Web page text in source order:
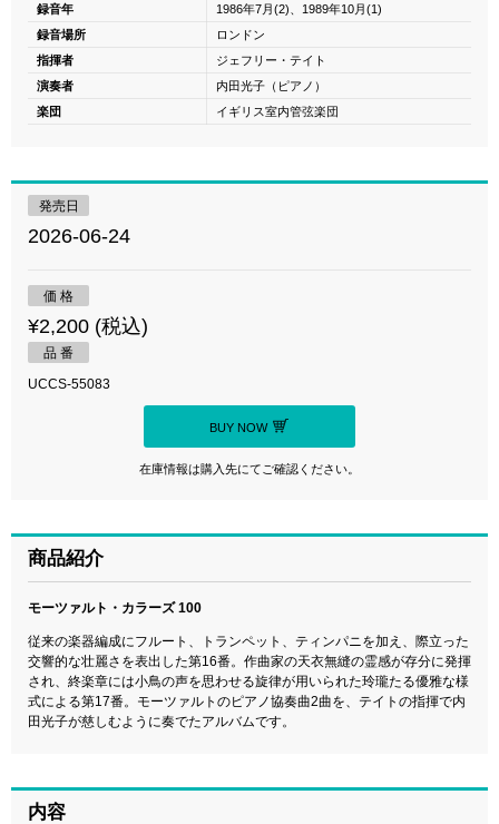
録音年
1986年7月(2)、1989年10月(1)
録音場所
ロンドン
指揮者
ジェフリー・テイト
演奏者
内田光子（ピアノ）
楽団
イギリス室内管弦楽団
発売日
2026-06-24
価 格
¥2,200 (税込)
品 番
UCCS-55083
BUY NOW
在庫情報は購入先にてご確認ください。
商品紹介
モーツァルト・カラーズ 100
従来の楽器編成にフルート、トランペット、ティンパニを加え、際立った
交響的な壮麗さを表出した第16番。作曲家の天衣無縫の霊感が存分に発揮
され、終楽章には小鳥の声を思わせる旋律が用いられた玲瓏たる優雅な様
式による第17番。モーツァルトのピアノ協奏曲2曲を、テイトの指揮で内
田光子が慈しむように奏でたアルバムです。
内容